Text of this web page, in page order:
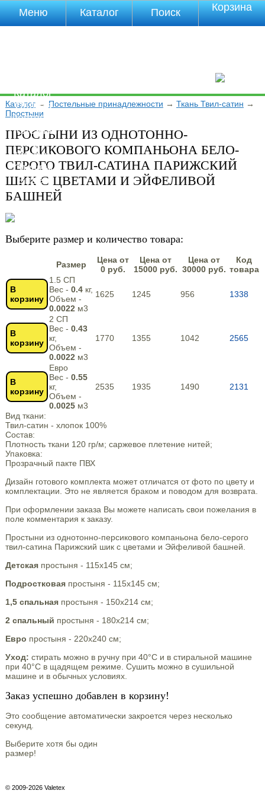
Каталог→ Постельные принадлежности → Ткань Твил-сатин →
Простыни
ПРОСТЫНИ ИЗ ОДНОТОННО-
ПЕРСИКОВОГО КОМПАНЬОНА БЕЛО-
СЕРОГО ТВИЛ-САТИНА ПАРИЖСКИЙ
ШИК С ЦВЕТАМИ И ЭЙФЕЛИВОЙ
БАШНЕЙ
Выберите размер и количество товара:
Размер
Цена от
0 руб.
Цена от
15000 руб.
Цена от
30000 руб.
Код
товара
В
корзину
1.5 СП
Вес - 0.4кг,
Объем -
0.0022 м3
1625 1245 956 1338
В
корзину
2 СП
Вес - 0.43
кг,
Объем -
0.0022 м3
1770 1355 1042 2565
В
корзину
Евро
Вес - 0.55
кг,
Объем -
0.0025м3
2535 1935 1490 2131
Вид ткани:
Твил-сатин - хлопок 100%
Состав:
Плотность ткани 120 гр/м; саржевое плетение нитей;
Упаковка:
Прозрачный пакте ПВХ
Дизайн готового комплекта может отличатся от фото по цвету и
комплектации. Это не является браком и поводом для возврата.
При оформлении заказа Вы можете написать свои пожелания в
поле комментария к заказу.
Простыни из однотонно-персикового компаньона бело-серого
твил-сатина Парижский шик с цветами и Эйфеливой башней.
Детскаяпростыня - 115х145 см;
Подростковаяпростыня - 115х145 см;
1,5 спальнаяпростыня - 150х214 см;
2 спальный простыня - 180х214 см;
Евро простыня - 220х240 см;
Уход: стирать можно в ручну при 40°С и в стиральной машине
при 40°С в щадящем режиме. Сушить можно в сушильной
машине и в обычных условиях.
Заказ успешно добавлен в корзину!
Это сообщение автоматически закроется через несколько
секунд.
Выберите хотя бы один
размер!
© 2009-2026 Valetex
Меню
Каталог
Оплата
Доставка
Полезная
инфа
Магазины
Отзывы
Видео
Каталог Поиск Корзина